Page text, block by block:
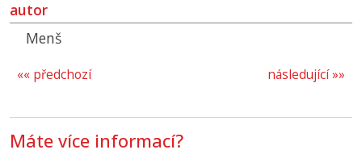
autor
Menš
následující »»
«« předchozí
Máte více informací?